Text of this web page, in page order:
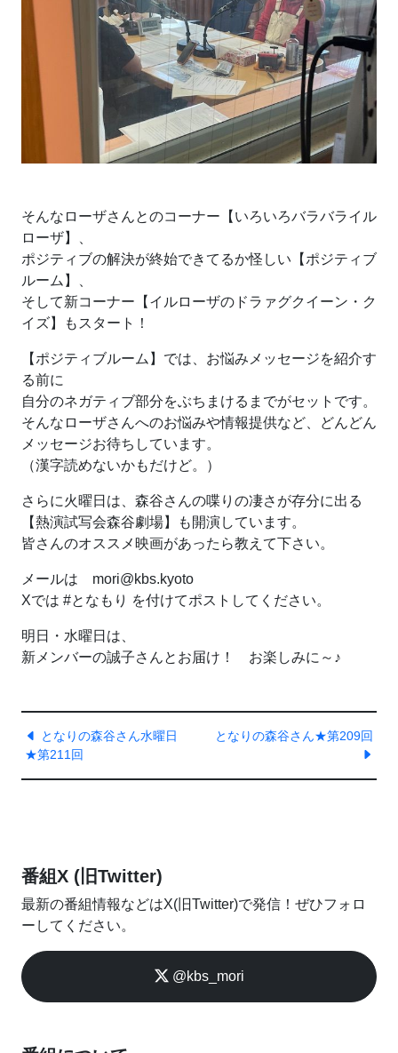
そんなローザさんとのコーナー【いろいろバラバライル
ローザ】、
ポジティブの解決が終始できてるか怪しい【ポジティブ
ルーム】、
そして新コーナー【イルローザのドラァグクイーン・ク
イズ】もスタート！
【ポジティブルーム】では、お悩みメッセージを紹介す
る前に
自分のネガティブ部分をぶちまけるまでがセットです。
そんなローザさんへのお悩みや情報提供など、どんどん
メッセージお待ちしています。
（漢字読めないかもだけど。）
さらに火曜日は、森谷さんの喋りの凄さが存分に出る
【熱演試写会森谷劇場】も開演しています。
皆さんのオススメ映画があったら教えて下さい。
メールは mori@kbs.kyoto
Xでは #となもり を付けてポストしてください。
明日・水曜日は、
新メンバーの誠子さんとお届け！ お楽しみに～♪
となりの森谷さん水曜日
★第211回
となりの森谷さん★第209回
番組X (旧Twitter)
最新の番組情報などはX(旧Twitter)で発信！ぜひフォロ
ーしてください。
@kbs_mori